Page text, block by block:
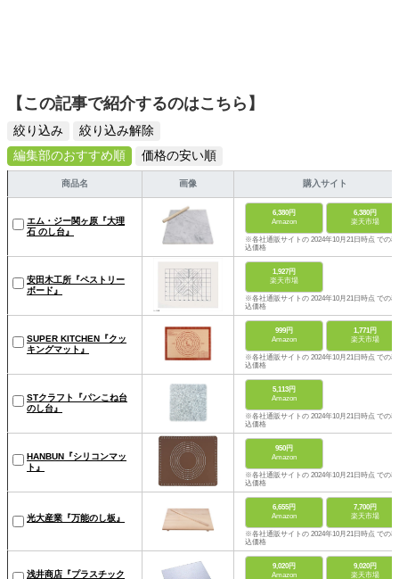
【この記事で紹介するのはこちら】
絞り込み
絞り込み解除
編集部のおすすめ順
価格の安い順
商品名 画像 購入サイト
エム・ジー関ヶ原『大理
石 のし台』
6,380円
Amazon
6,380円
楽天市場
※各社通販サイトの 2024年10月21日時点 での税
込価格
安田木工所『ペストリー
ボード』
1,927円
楽天市場
※各社通販サイトの 2024年10月21日時点 での税
込価格
SUPER KITCHEN『クッ
キングマット』
999円
Amazon
1,771円
楽天市場
※各社通販サイトの 2024年10月21日時点 での税
込価格
STクラフト『パンこね台
のし台』
5,113円
Amazon
※各社通販サイトの 2024年10月21日時点 での税
込価格
HANBUN『シリコンマッ
ト』
950円
Amazon
※各社通販サイトの 2024年10月21日時点 での税
込価格
光大産業『万能のし板』
6,655円
Amazon
7,700円
楽天市場
※各社通販サイトの 2024年10月21日時点 での税
込価格
浅井商店『プラスチック
9,020円
Amazon
9,020円
楽天市場